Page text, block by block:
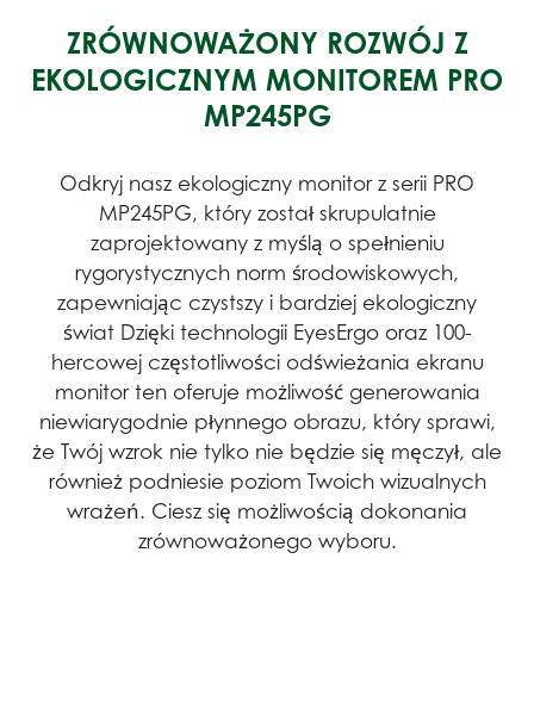
ZRÓWNOWAŻONY ROZWÓJ Z
EKOLOGICZNYM MONITOREM PRO
MP245PG
Odkryj nasz ekologiczny monitor z serii PRO
MP245PG, który został skrupulatnie
zaprojektowany z myślą o spełnieniu
rygorystycznych norm środowiskowych,
zapewniając czystszy i bardziej ekologiczny
świat Dzięki technologii EyesErgo oraz 100-
hercowej częstotliwości odświeżania ekranu
monitor ten oferuje możliwość generowania
niewiarygodnie płynnego obrazu, który sprawi,
że Twój wzrok nie tylko nie będzie się męczył, ale
również podniesie poziom Twoich wizualnych
wrażeń. Ciesz się możliwością dokonania
zrównoważonego wyboru.